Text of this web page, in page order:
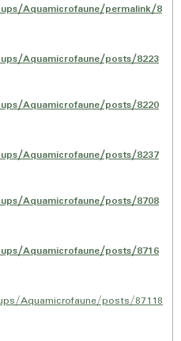
Aquamicrofaune/permalink/8
Aquamicrofaune/posts/8223
Aquamicrofaune/posts/8220
Aquamicrofaune/posts/8237
Aquamicrofaune/posts/8708
Aquamicrofaune/posts/8716
Aquamicrofaune/posts/87118